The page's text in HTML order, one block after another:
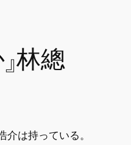
林總
は持っている。